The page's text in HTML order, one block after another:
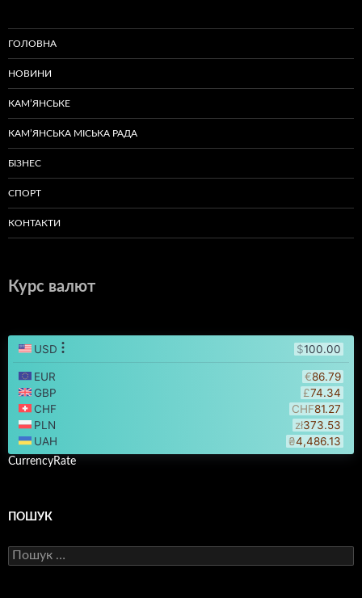
ГОЛОВНА
НОВИНИ
КАМ’ЯНСЬКЕ
КАМ’ЯНСЬКА МІСЬКА РАДА
БІЗНЕС
СПОРТ
КОНТАКТИ
Курс валют
CurrencyRate
ПОШУК
Пошук: